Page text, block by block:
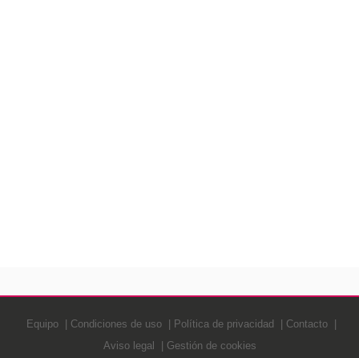
Equipo Condiciones de uso Política de privacidad
Contacto
Aviso legal
Gestión de cookies